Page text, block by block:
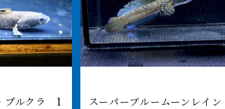
スーパーブルームーンレイン